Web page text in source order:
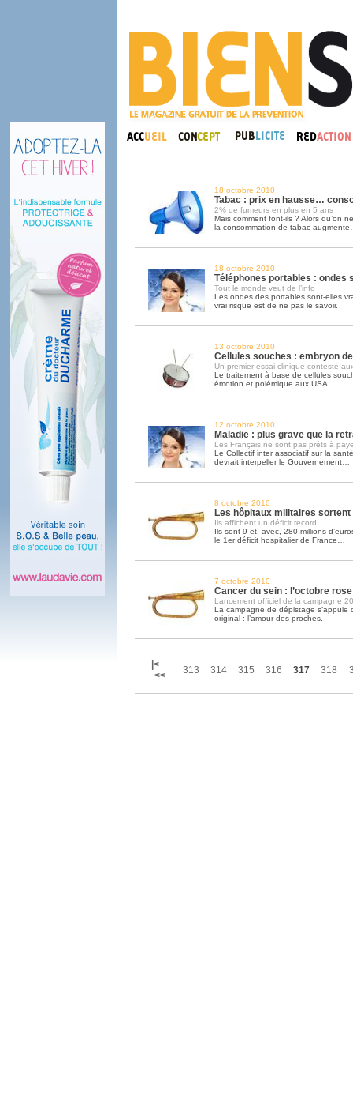
18 octobre 2010
Tabac : prix en hausse…
2% de fumeurs en plus en 5 ans
Mais comment font-ils ? Alors qu’on
la consommation de tabac
18 octobre 2010
Téléphones portables : ondes
Tout le monde veut de l’info
Les ondes des portables sont-elles
vrai risque est de ne pas le savoir.
13 octobre 2010
Cellules souches : embryon
Un premier essai clinique contesté
Le traitement à base de cellules
émotion et polémique aux USA.
12 octobre 2010
Maladie : plus grave que la
Les Français ne sont pas prêts à
Le Collectif inter associatif sur la
devrait interpeller le Gouvernement…
8 octobre 2010
Les hôpitaux militaires sortent
Ils affichent un déficit record
Ils sont 9 et, avec, 280 millions
le 1er déficit hospitalier de France…
7 octobre 2010
Cancer du sein : l’octobre
Lancement officiel de la campagne
La campagne de dépistage s’appuie
original : l’amour des proches.
|<
<<
313 314 315 316 317 318